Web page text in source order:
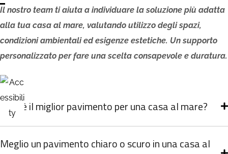
Il nostro team ti aiuta a individuare la soluzione più adatta
alla tua casa al mare, valutando utilizzo degli spazi,
condizioni ambientali ed esigenze estetiche. Un supporto
personalizzato per fare una scelta consapevole e duratura.
FAQ
Qual è il miglior pavimento per una casa al mare?
Meglio un pavimento chiaro o scuro in una casa al